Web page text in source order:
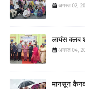
अगस्त 02,
लायंस क्लब
अगस्त 04,
मानसून